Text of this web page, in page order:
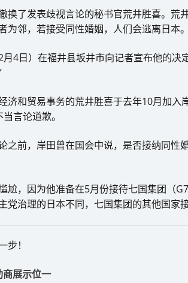
换了发表歧视言论的秘书官荒井胜喜。荒
为邻，若接受同性婚姻，人们会逃离日本。
4日）在福井县坂井市向记者宣布他的决
济和贸易事务的荒井胜喜于去年10月加入
言论道歉。
之前，岸田曾在国会中说，是否接纳同性
尬，因为他准备在5月份接待七国集团（
党治理的日本不同，七国集团的其他国家
！
展示位一